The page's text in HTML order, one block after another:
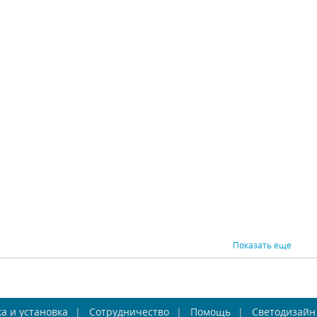
Alla 1729-
2W
Бра Favourite Cardellino
1836-2W
Бра
Показать еще
и установка Сотрудничество Помощь Светодизайн